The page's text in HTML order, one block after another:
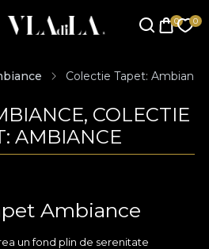
Colectie Tapet: Ambiance
COLECTIE
AMBIANCE
Ambiance
un fond plin de serenitate